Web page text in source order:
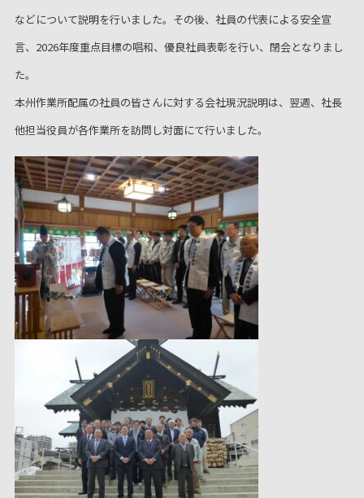
などについて説明を行いました。その後、社員の代表による安全宣
言、2026年度重点目標の唱和、優良社員表彰を行い、閉会となりまし
た。
本州作業所配属の社員の皆さんに対する会社現況説明は、翌週、社長
他担当役員が各作業所を訪問し対面にて行いました。